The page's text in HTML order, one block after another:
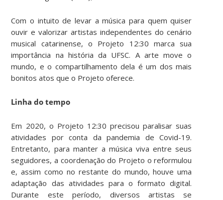
Com o intuito de levar a música para quem quiser
ouvir e valorizar artistas independentes do cenário
musical catarinense, o Projeto 12:30 marca sua
importância na história da UFSC. A arte move o
mundo, e o compartilhamento dela é um dos mais
bonitos atos que o Projeto oferece.
Linha do tempo
Em 2020, o Projeto 12:30 precisou paralisar suas
atividades por conta da pandemia de Covid-19.
Entretanto, para manter a música viva entre seus
seguidores, a coordenação do Projeto o reformulou
e, assim como no restante do mundo, houve uma
adaptação das atividades para o formato digital.
Durante este período, diversos artistas se